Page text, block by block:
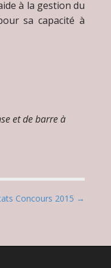
à la gestion du
sa capacité à
et de barre à
Concours 2015 →